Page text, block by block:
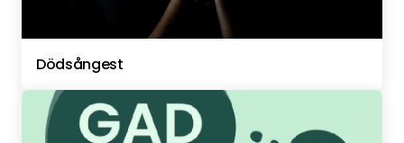
Dödsångest